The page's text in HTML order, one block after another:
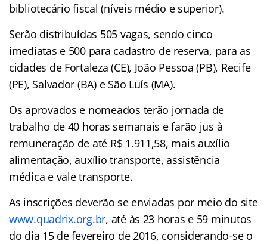
bibliotecário fiscal (níveis médio e superior).
Serão distribuídas 505 vagas, sendo cinco
imediatas e 500 para cadastro de reserva, para as
cidades de Fortaleza (CE), João Pessoa (PB), Recife
(PE), Salvador (BA) e São Luís (MA).
Os aprovados e nomeados terão jornada de
trabalho de 40 horas semanais e farão jus à
remuneração de até R$ 1.911,58, mais auxílio
alimentação, auxílio transporte, assistência
médica e vale transporte.
As inscrições deverão se enviadas por meio do site
www.quadrix.org.br, até às 23 horas e 59 minutos
do dia 15 de fevereiro de 2016, considerando-se o